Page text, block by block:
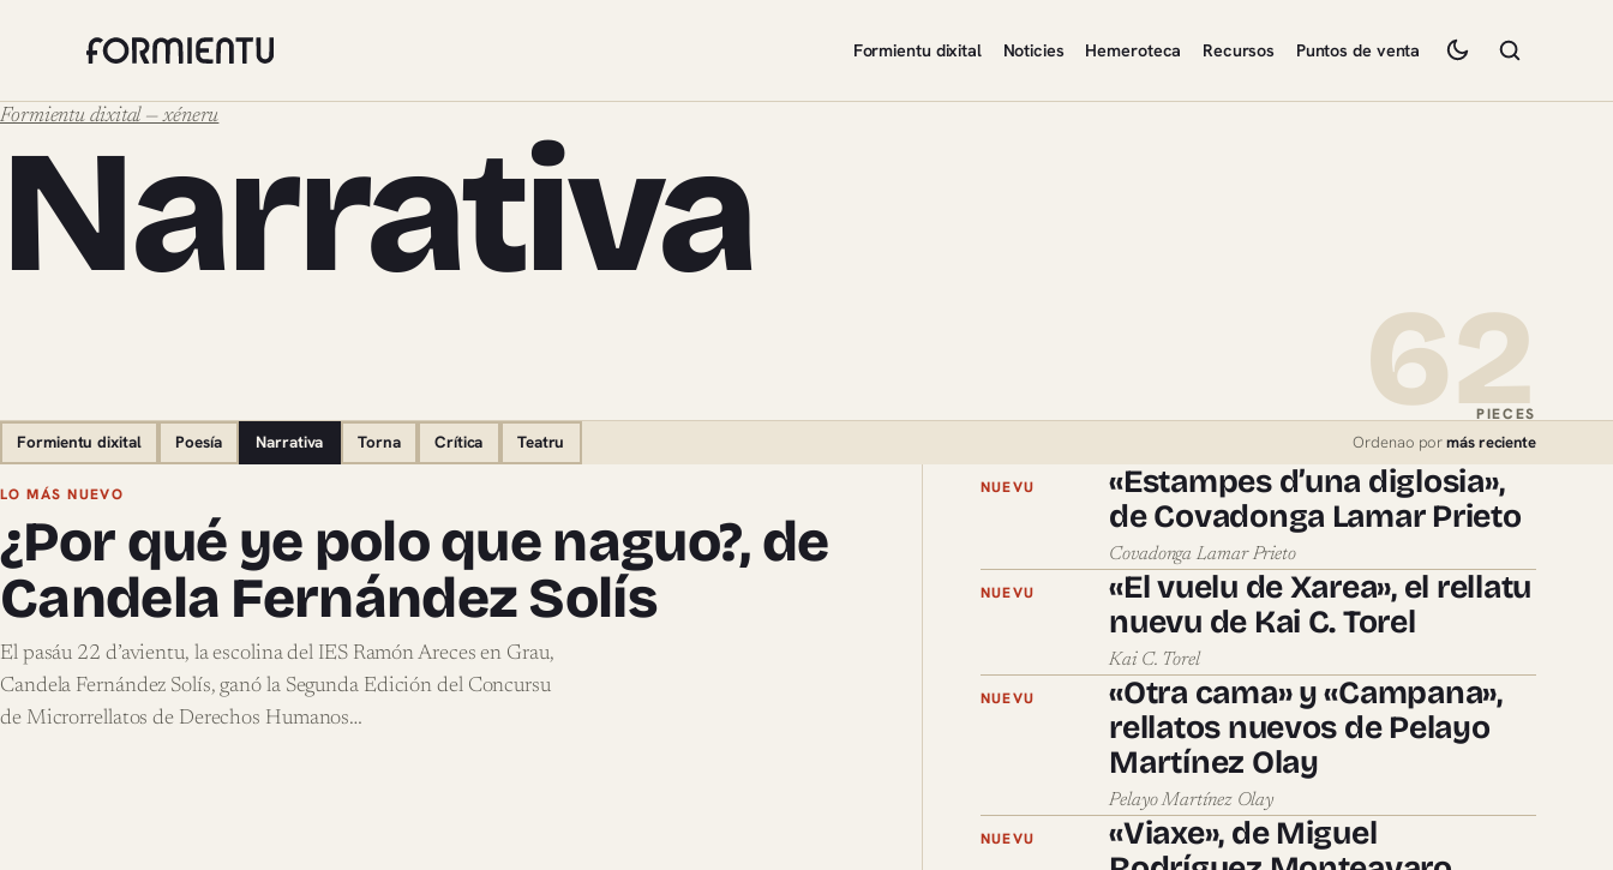
Formientu dixital Noticies Hemeroteca Recursos Puntos de venta
Formientu dixital — xéneru
Narrativa
62
PIECES
Formientu dixital Poesía Narrativa Torna Crítica Teatru Ordenao pormás reciente
Pieces de Narrativa
LO MÁS NUEVO
¿Por qué ye polo que naguo?, de
Candela Fernández Solís
El pasáu 22 d’avientu, la escolina del IES Ramón Areces en Grau,
Candela Fernández Solís, ganó la Segunda Edición del Concursu
de Microrrellatos de Derechos Humanos…
NUEVU
«Estampes d’una diglosia»,
de Covadonga Lamar Prieto
Covadonga Lamar Prieto
NUEVU
«El vuelu de Xarea», el rellatu
nuevu de Kai C. Torel
Kai C. Torel
NUEVU
«Otra cama» y «Campana»,
rellatos nuevos de Pelayo
Martínez Olay
Pelayo Martínez Olay
NUEVU
«Viaxe», de Miguel